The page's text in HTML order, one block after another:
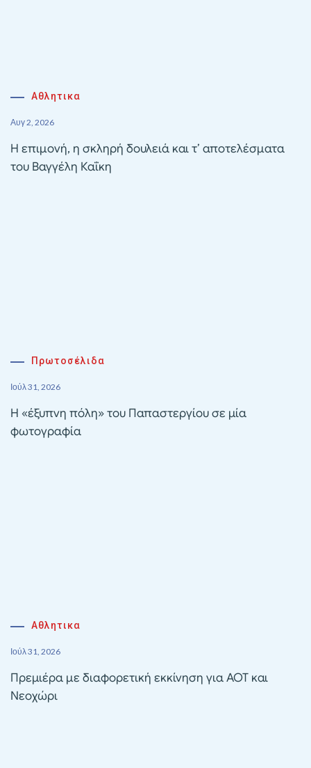
Αθλητικα
Αυγ 2, 2026
Η επιμονή, η σκληρή δουλειά και τ’ αποτελέσματα
του Βαγγέλη Καΐκη
Πρωτοσέλιδα
Ιούλ 31, 2026
Η «έξυπνη πόλη» του Παπαστεργίου σε μία
φωτογραφία
Αθλητικα
Ιούλ 31, 2026
Πρεμιέρα με διαφορετική εκκίνηση για ΑΟΤ και
Νεοχώρι